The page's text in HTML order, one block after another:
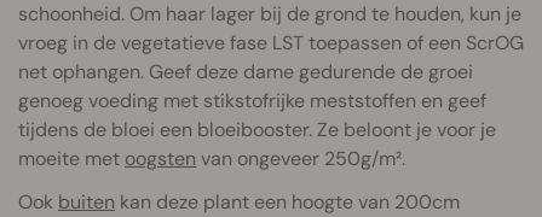
schoonheid. Om haar lager bij de grond te houden, kun je
vroeg in de vegetatieve fase LST toepassen of een ScrOG
net ophangen. Geef deze dame gedurende de groei
genoeg voeding met stikstofrijke meststoffen en geef
tijdens de bloei een bloeibooster. Ze beloont je voor je
moeite met oogsten van ongeveer 250g/m².
Ook buiten kan deze plant een hoogte van 200cm